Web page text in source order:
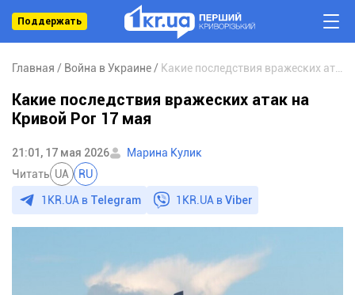
Поддержать
Главная Война в Украине
Какие последствия вражеских атак на
Кривой Рог 17 мая
21:01, 17 мая 2026
Марина Кулик
Читать UA RU
1KR.UA в Telegram 1KR.UA вViber